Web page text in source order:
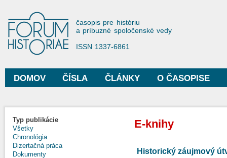
Forum Historiae
časopis pre históriu
a príbuzné spoločenské vedy
ISSN 1337-6861
Hlavné menu
DOMOV ČÍSLA ČLÁNKY O ČASOPISE
Typ publikácie
Všetky
Chronológia
Dizertačná práca
Dokumenty
E-knihy
Historický záujmový